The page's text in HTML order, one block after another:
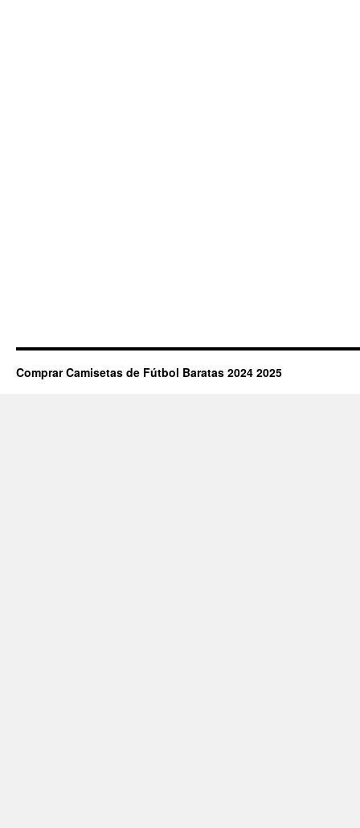
Comprar Camisetas de Fútbol Baratas 2024 2025